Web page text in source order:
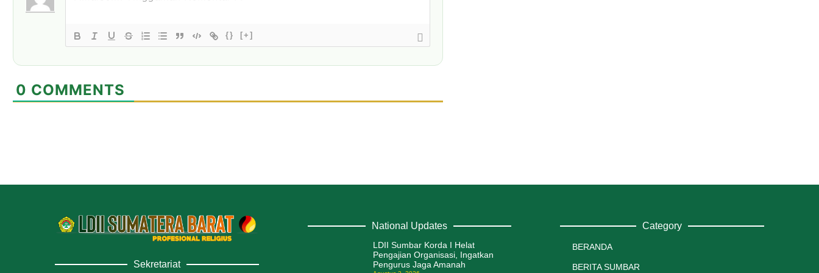
{} [+]
0 COMMENTS
Sekretariat
National Updates
LDII Sumbar Korda I Helat
Pengajian Organisasi, Ingatkan
Pengurus Jaga Amanah
Category
BERANDA
BERITA SUMBAR